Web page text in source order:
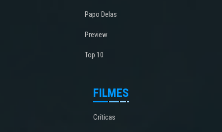
Papo Delas
Preview
Top 10
FILMES
Críticas